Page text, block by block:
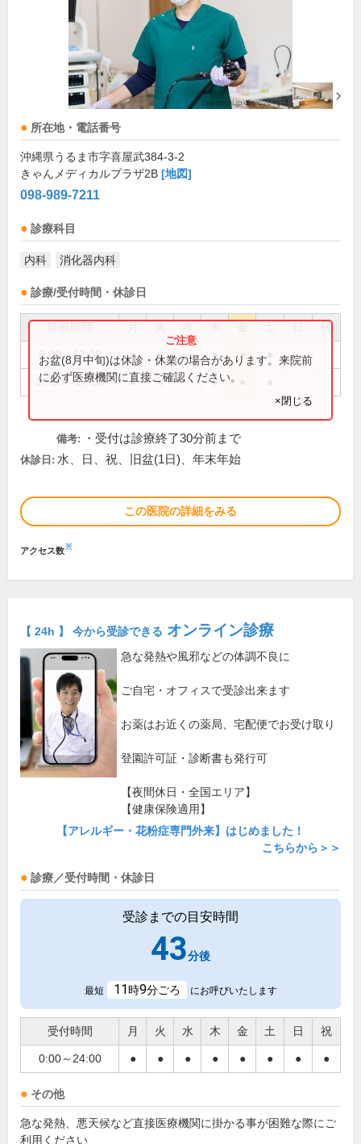
所在地・電話番号
沖縄県うるま市字喜屋武384-3-2
きゃんメディカルプラザ2B [地図]
098-989-7211
診療科目
内科 消化器内科
診療/受付時間・休診日
祝
9:00～12:00 ● ● ● ●
13:00～17:00 ● ● ●
お盆(8月中旬)は休診・休業の場合があります。来院前
に必ず医療機関に直接ご確認ください。
×閉じる
備考: ・受付は診療終了30分前まで
休診日: 水、日、祝、旧盆(1日)、年末年始
この医院の詳細をみる
アクセス数※
【 24h 】 今から受診できる オンライン診療
急な発熱や風邪などの体調不良に
ご自宅・オフィスで受診出来ます
お薬はお近くの薬局、宅配便でお受け取り
登園許可証・診断書も発行可
【夜間休日・全国エリア】
【健康保険適用】
【アレルギー・花粉症専門外来】はじめました！
こちらから＞＞
診療／受付時間・休診日
受診までの目安時間
43分後
最短 11時9分ごろ にお呼びいたします
受付時間 月 火 水 木 金 土 日 祝
0:00～24:00 ● ● ● ● ● ● ● ●
その他
急な発熱、悪天候など直接医療機関に掛かる事が困難な際にご
利用ください